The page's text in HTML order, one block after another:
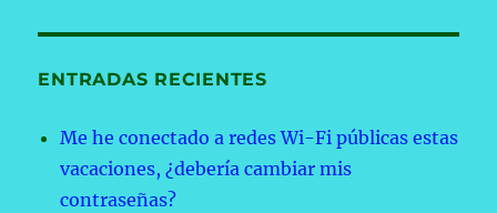
ENTRADAS RECIENTES
Me he conectado a redes Wi-Fi públicas estas
vacaciones, ¿debería cambiar mis
contraseñas?